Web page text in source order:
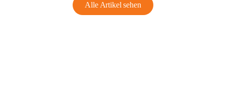
Alle Artikel sehen